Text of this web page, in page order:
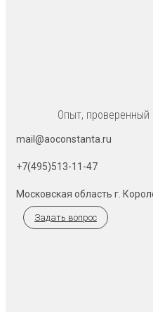
Опыт, проверенный
mail@aoconstanta.ru
+7(495)513-11-47
Московская область г.
Задать вопрос